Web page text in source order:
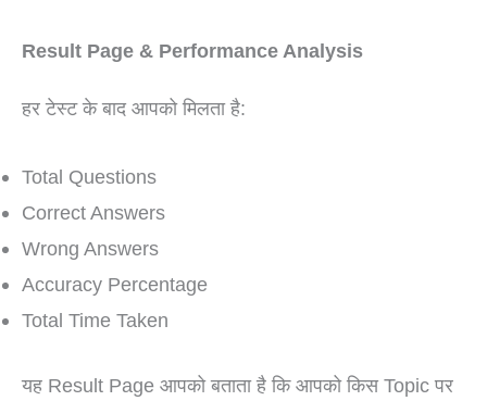
Result Page & Performance Analysis
हर टेस्ट के बाद आपको मिलता है:
Total Questions
Correct Answers
Wrong Answers
Accuracy Percentage
Total Time Taken
यह Result Page आपको बताता है कि आपको किस Topic पर